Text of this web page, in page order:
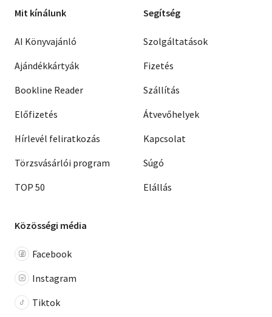
Mit kínálunk
AI Könyvajánló
Ajándékkártyák
Bookline Reader
Előfizetés
Hírlevél feliratkozás
Törzsvásárlói program
TOP 50
Segítség
Szolgáltatások
Fizetés
Szállítás
Átvevőhelyek
Kapcsolat
Súgó
Elállás
Közösségi média
Facebook
Instagram
Tiktok